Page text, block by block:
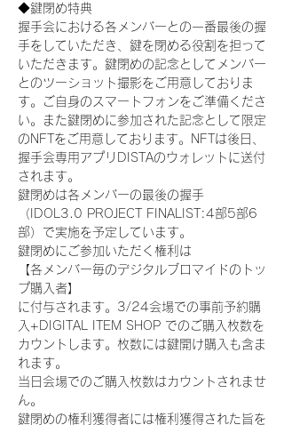
◆鍵閉め特典
握手会における各メンバーとの一番最後の握
手をしていただき、鍵を閉める役割を担って
いただきます。鍵閉めの記念としてメンバー
とのツーショット撮影をご用意しておりま
す。ご自身のスマートフォンをご準備くださ
い。また鍵閉めに参加された記念として限定
のNFTをご用意しております。NFTは後日、
握手会専用アプリDISTAのウォレットに送付
されます。
鍵閉めは各メンバーの最後の握手
（IDOL3.0 PROJECT FINALIST:4部5部6
部）で実施を予定しています。
鍵閉めにご参加いただく権利は
【各メンバー毎のデジタルブロマイドのトッ
プ購入者】
に付与されます。3/24会場での事前予約購
入+DIGITAL ITEM SHOP でのご購入枚数を
カウントします。枚数には鍵開け購入も含ま
れます。
当日会場でのご購入枚数はカウントされませ
ん。
鍵閉めの権利獲得者には権利獲得された旨を